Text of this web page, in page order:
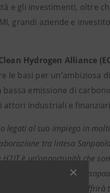
e gli investimenti, oltre
grandi aziende e
Hydrogen Alliance
le basi per un’ambiziosa
emissione di
industriali e
legati al suo impiego in
tra Intesa
H2IT è un’opportunità che
Il Gruppo Intesa
e l’Innovation Center